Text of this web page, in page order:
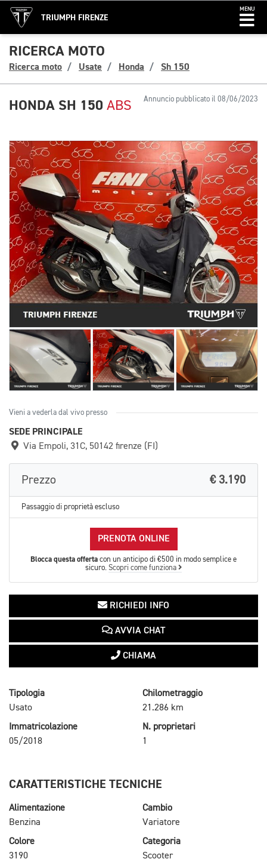
TRIUMPH FIRENZE
MENU
RICERCA MOTO
Ricerca moto Usate Honda Sh 150
Annuncio pubblicato il 08/06/2023
HONDA SH 150 ABS
Vieni a vederla dal vivo presso
SEDE PRINCIPALE
Via Empoli, 31C, 50142 firenze (FI)
Prezzo € 3.190
Passaggio di proprietà escluso
PRENOTA ONLINE
Blocca questa offerta con un anticipo di €500 in modo semplice e
sicuro. Scopri come funziona
RICHIEDI INFO
AVVIA CHAT
CHIAMA
Tipologia
Usato
Chilometraggio
21.286 km
Immatricolazione
05/2018
N. proprietari
1
CARATTERISTICHE TECNICHE
Alimentazione
Benzina
Cambio
Variatore
Colore
3190
Categoria
Scooter